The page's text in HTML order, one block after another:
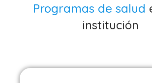
Programas de salud
institución